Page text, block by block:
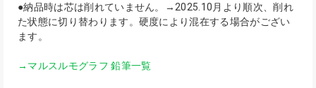
●納品時は芯は削れていません。→2025.10月より順次、削れ
た状態に切り替わります。硬度により混在する場合がござい
ます。
→マルスルモグラフ 鉛筆一覧